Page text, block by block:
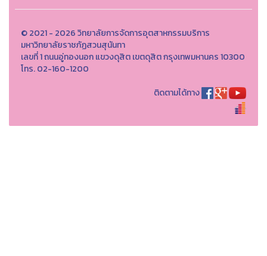
© 2021 - 2026 วิทยาลัยการจัดการอุตสาหกรรมบริการ
มหาวิทยาลัยราชภัฏสวนสุนันทา
เลขที่ 1 ถนนอู่ทองนอก แขวงดุสิต เขตดุสิต กรุงเทพมหานคร 10300
โทร. 02-160-1200
ติดตามได้ทาง